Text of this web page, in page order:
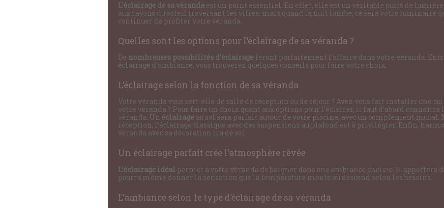
L’éclairage de sa véranda est un point essentiel. En effet, elle est un véritable puits de
aux rayons du soleil traversant les vitres, mais quand la nuit tombe, ce sera votre luminaire
continuer de profiter votre véranda.
Quelles sont les options pour l’éclairage de sa véranda ?
De nombreuses possibilités d’éclairage feront parfaitement l’affaire dans votre véranda.
éclairage d’ambiance, vous trouverez quelques conseils pour faire votre choix.
L’éclairage selon la fonction de sa véranda
Votre véranda vous sert-elle de salle de réception ou de séjour ? Avez-vous fait installer une
votre véranda ? Pour faire un choix quant aux options pour l’éclairer, il faut d’abord
véranda. Un éclairage au sol sera parfait autour de votre piscine, avec un complément mural.
réception, l’éclairage classique avec des suspensions au plafond est à privilégier. Enfin,
véranda avec sa décoration ira de soi.
Un éclairage parfait crée l’atmosphère rêvée
L’éclairage idéal permet à votre véranda de baigner dans une ambiance choisie. Il apportera
pourra même donner la sensation que la température monte ou descend selon les besoins.
L’ambiance selon le type d’éclairage de sa véranda